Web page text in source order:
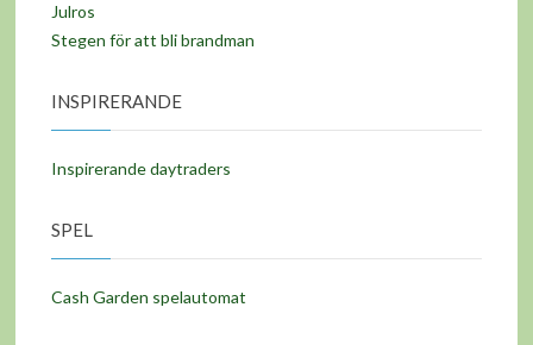
Julros
Stegen för att bli brandman
INSPIRERANDE
Inspirerande daytraders
SPEL
Cash Garden spelautomat